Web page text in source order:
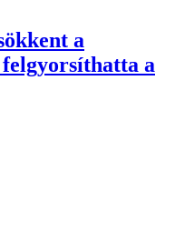
a
felgyorsíthatta a